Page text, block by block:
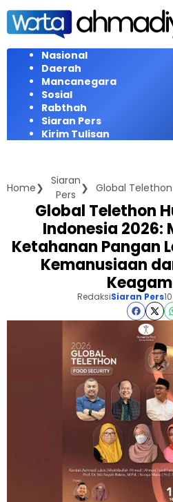
Langsung
konten
Nasional
Daerah
Mancanegara
Sosial
Rabthah
Siaran Pers
Kirim Tulisan
Home
Siaran
Pers
Global Telethon
Indonesia 2026:
Ketahanan Pangan
Kemanusiaan
RedaksiSiaran Pers